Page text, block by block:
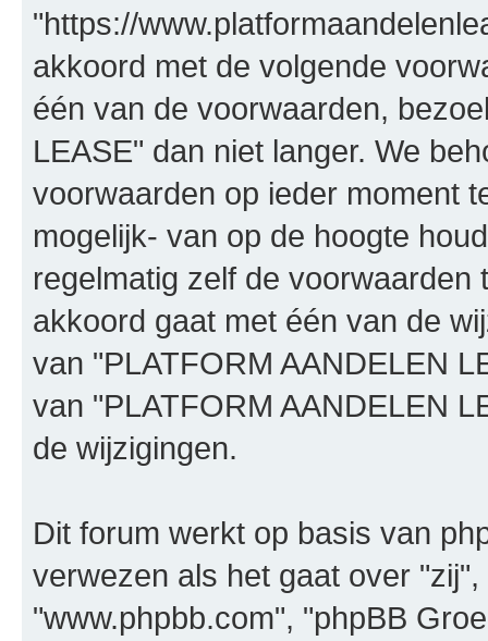
"https://
akkoord met de volgende
één van de voorwaarden,
LEASE" dan niet langer. We
voorwaarden op ieder moment
mogelijk- van op de hoogte
regelmatig zelf de voorwaarden
akkoord gaat met één van de
van "PLATFORM AANDELEN
van "PLATFORM AANDELEN
de wijzigingen.
Dit forum werkt op basis van
verwezen als het gaat over
"www.phpbb.com", "phpBB